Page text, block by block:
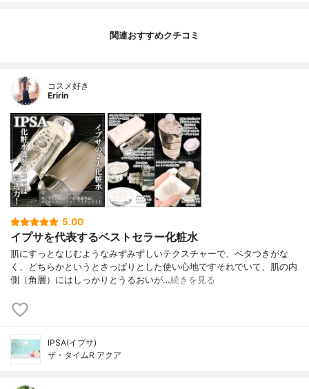
関連おすすめクチコミ
コスメ好き
Eririn
5.00
イプサを代表するベストセラー化粧水
肌にすっとなじむようなみずみずしいテクスチャーで、ベタつきがな
く、どちらかというとさっぱりとした使い心地ですそれでいて、肌の内
側（角層）にはしっかりとうるおいが…続きを見る
IPSA(イプサ)
ザ・タイムR アクア